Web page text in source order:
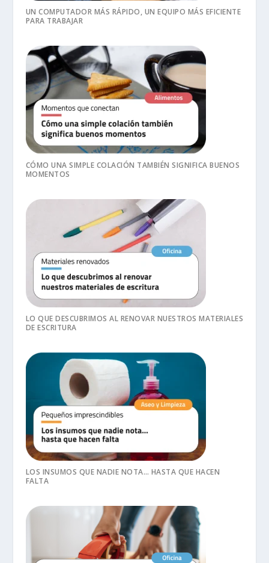
UN COMPUTADOR MÁS RÁPIDO, UN EQUIPO MÁS EFICIENTE
PARA TRABAJAR
CÓMO UNA SIMPLE COLACIÓN TAMBIÉN SIGNIFICA BUENOS
MOMENTOS
LO QUE DESCUBRIMOS AL RENOVAR NUESTROS MATERIALES
DE ESCRITURA
LOS INSUMOS QUE NADIE NOTA… HASTA QUE HACEN
FALTA